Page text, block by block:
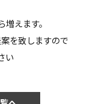
えます。
を致しますので
い